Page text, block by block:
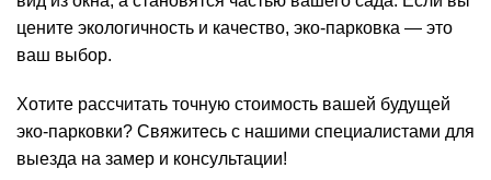
цените экологичность и качество, эко-парковка — это
ваш выбор.
Хотите рассчитать точную стоимость вашей будущей
эко-парковки? Свяжитесь с нашими специалистами для
выезда на замер и консультации!